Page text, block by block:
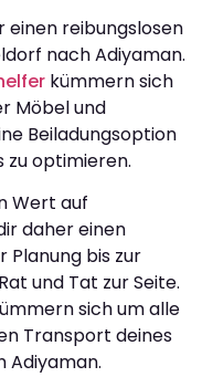
einen reibungslosen
nach Adiyaman.
kümmern sich
Möbel und
Beiladungsoption
zu optimieren.
Wert auf
daher einen
Planung bis zur
und Tat zur Seite.
sich um alle
Transport deines
Adiyaman.